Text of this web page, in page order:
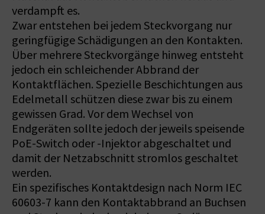
verdampft es.
Zwar entstehen bei jedem Steckvorgang nur
geringfügige Schädigungen an den Kontakten.
Über mehrere Steckvorgänge hinweg entsteht
jedoch ein schleichender Abbrand der
Kontaktflächen. Spezielle Beschichtungen aus
Edelmetall schützen diese zwar bis zu einem
gewissen Grad. Vor dem Wechsel von
Endgeräten sollte jedoch der jeweils speisende
PoE-Switch oder -Injektor abgeschaltet und
damit der Netzabschnitt stromlos geschaltet
werden.
Ein spezifisches Kontaktdesign nach Norm IEC
60603-7 kann den Kontaktabbrand an Buchsen